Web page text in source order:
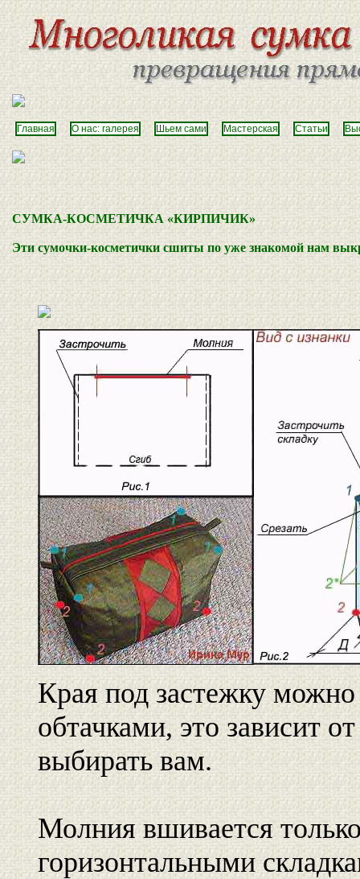
Главная О нас: галерея Шьем сами Мастерская Статьи
CУМКА-КОСМЕТИЧКА «КИРПИЧИК»
Эти сумочки-косметички сшиты по уже знакомой нам
Края под застежку можно
обтачками, это зависит
выбирать вам.
Молния вшивается
горизонтальными